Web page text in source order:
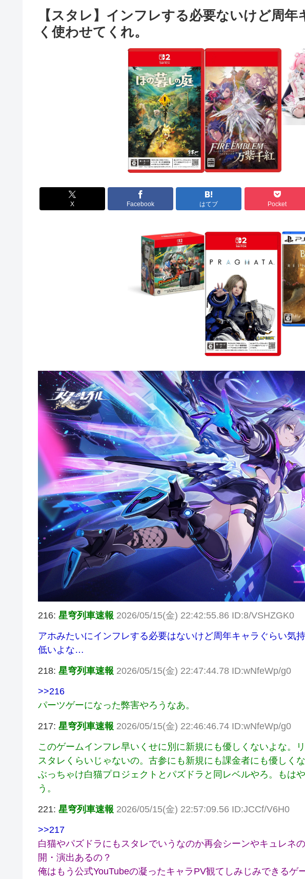
【スタレ】インフレする必要ないけど周年
く使わせてくれ。
X Facebook はてブ Pocket
216: 星穹列車速報 2026/05/15(金) 22:42:55.86 ID:8/VSHZGK0
アホみたいにインフレする必要はないけど周年キャラぐらい気
低いよな…
218: 星穹列車速報 2026/05/15(金) 22:47:44.78 ID:wNfeWp/g0
>>216
パーツゲーになった弊害やろうなあ。
217: 星穹列車速報 2026/05/15(金) 22:46:46.74 ID:wNfeWp/g0
このゲームインフレ早いくせに別に新規にも優しくないよな。
スタレくらいじゃないの。古参にも新規にも課金者にも優しく
ぶっちゃけ白猫プロジェクトとパズドラと同レベルやろ。もは
う。
221: 星穹列車速報 2026/05/15(金) 22:57:09.56 ID:JCCf/V6H0
>>217
白猫やパズドラにもスタレでいうなのか再会シーンやキュレネ
開・演出あるの？
俺はもう公式YouTubeの凝ったキャラPV観てしみじみできるゲ